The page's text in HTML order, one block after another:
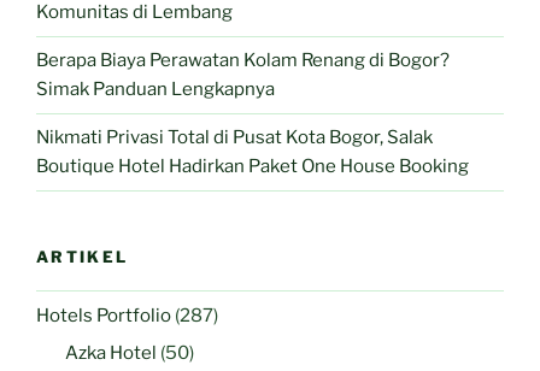
Komunitas di Lembang
Berapa Biaya Perawatan Kolam Renang di Bogor?
Simak Panduan Lengkapnya
Nikmati Privasi Total di Pusat Kota Bogor, Salak
Boutique Hotel Hadirkan Paket One House Booking
ARTIKEL
Hotels Portfolio (287)
Azka Hotel (50)